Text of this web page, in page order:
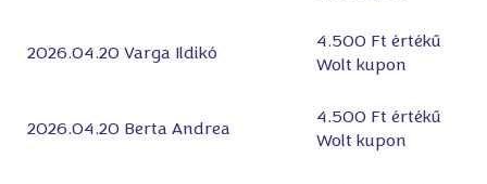
2026.04.20 Varga Ildikó
4.500 Ft értékű
Wolt kupon
2026.04.20 Berta Andrea
4.500 Ft értékű
Wolt kupon